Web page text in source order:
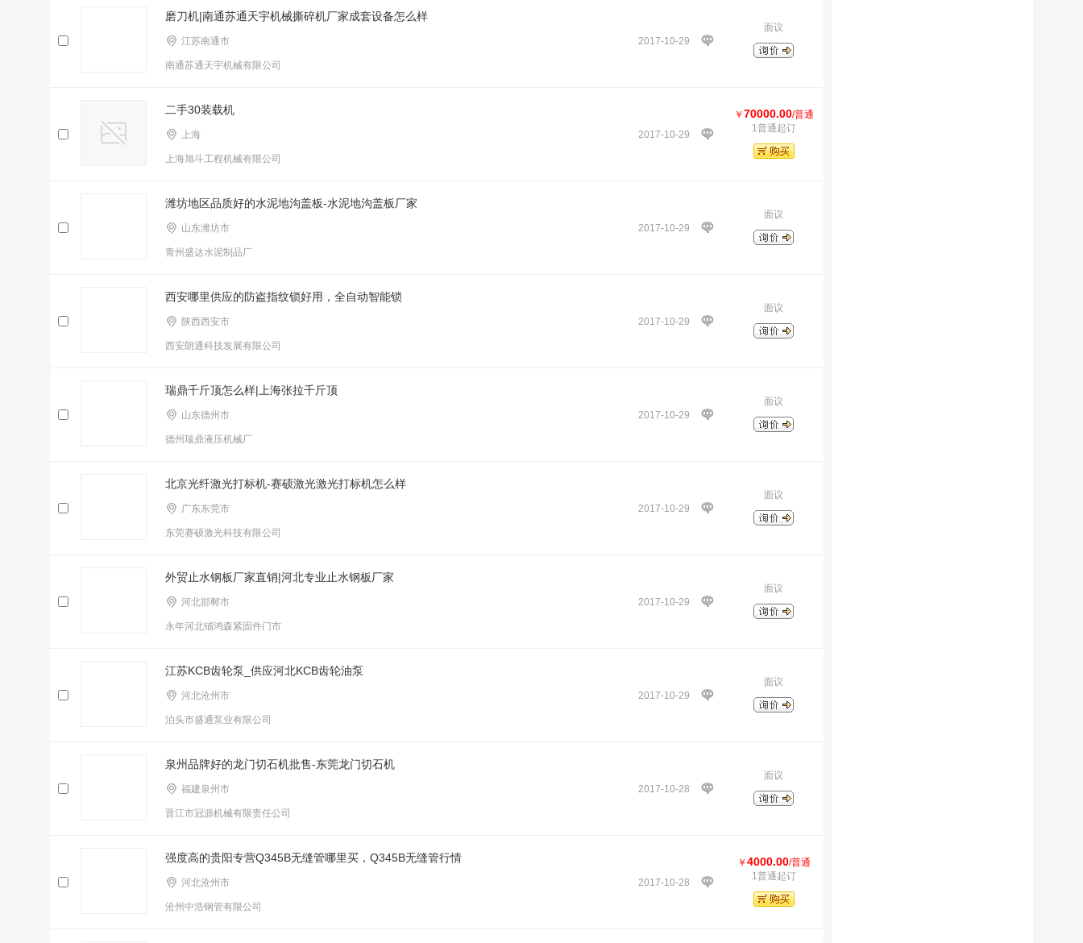
磨刀机|南通苏通天宇机械撕碎机厂家成套设备怎么样
2017-10-29
江苏南通市
南通苏通天宇机械有限公司
面议
二手30装载机
2017-10-29
上海
上海旭斗工程机械有限公司
￥ 70000.00/普通
1普通起订
潍坊地区品质好的水泥地沟盖板-水泥地沟盖板厂家
2017-10-29
山东潍坊市
青州盛达水泥制品厂
面议
西安哪里供应的防盗指纹锁好用，全自动智能锁
2017-10-29
陕西西安市
西安朗通科技发展有限公司
面议
瑞鼎千斤顶怎么样|上海张拉千斤顶
2017-10-29
山东德州市
德州瑞鼎液压机械厂
面议
北京光纤激光打标机-赛硕激光激光打标机怎么样
2017-10-29
广东东莞市
东莞赛硕激光科技有限公司
面议
外贸止水钢板厂家直销|河北专业止水钢板厂家
2017-10-29
河北邯郸市
永年河北铺鸿森紧固件门市
面议
江苏KCB齿轮泵_供应河北KCB齿轮油泵
2017-10-29
河北沧州市
泊头市盛通泵业有限公司
面议
泉州品牌好的龙门切石机批售-东莞龙门切石机
2017-10-28
福建泉州市
晋江市冠源机械有限责任公司
面议
强度高的贵阳专营Q345B无缝管哪里买，Q345B无缝管行情
2017-10-28
河北沧州市
沧州中浩钢管有限公司
￥ 4000.00/普通
1普通起订